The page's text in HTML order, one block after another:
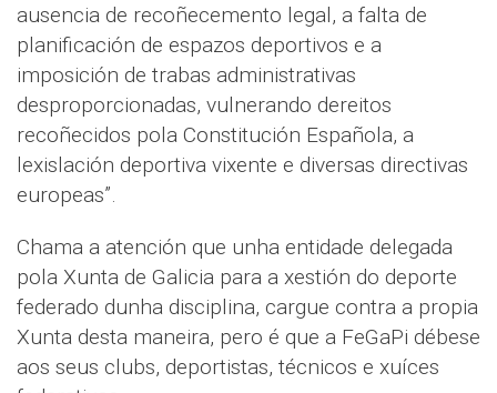
ausencia de recoñecemento legal, a falta de
planificación de espazos deportivos e a
imposición de trabas administrativas
desproporcionadas, vulnerando dereitos
recoñecidos pola Constitución Española, a
lexislación deportiva vixente e diversas directivas
europeas”.
Chama a atención que unha entidade delegada
pola Xunta de Galicia para a xestión do deporte
federado dunha disciplina, cargue contra a propia
Xunta desta maneira, pero é que a FeGaPi débese
aos seus clubs, deportistas, técnicos e xuíces